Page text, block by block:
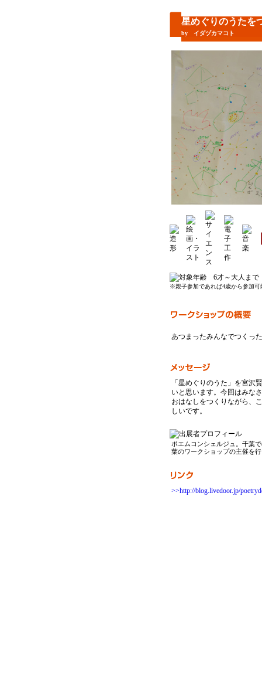
星めぐりのうたを
by イダヅカマコト
6才～大人まで
※親子参加であれば4歳から参加可
あつまったみんなでつくっ
「星めぐりのうた」を宮沢
いと思います。今回はみな
おはなしをつくりながら、
しいです。
ポエムコンシェルジュ。千葉
葉のワークショップの主催を
>>http://blog.livedoor.jp/